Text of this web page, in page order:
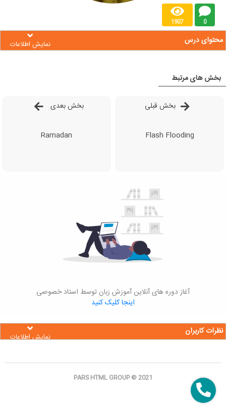
1907 0
محتوای درس نمایش اطلاعات
بخش های مرتبط
بخش قبلی
Flash Flooding
بخش بعدی
Ramadan
آغاز دوره های آنلاین آموزش زبان توسط استاد خصوصی
اینجا کلیک کنید
نظرات کاربران نمایش اطلاعات
PARS HTML GROUP © 2021